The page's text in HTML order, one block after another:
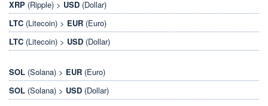
XRP (Ripple) > USD (Dollar)
LTC (Litecoin) > EUR (Euro)
LTC (Litecoin) > USD (Dollar)
SOL (Solana) > EUR (Euro)
SOL (Solana) > USD (Dollar)